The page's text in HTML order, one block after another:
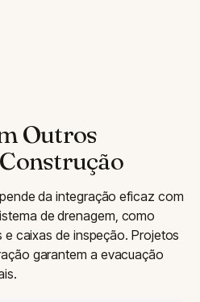
Outros
da integração eficaz com
de drenagem, como
caixas de inspeção. Projetos
garantem a evacuação